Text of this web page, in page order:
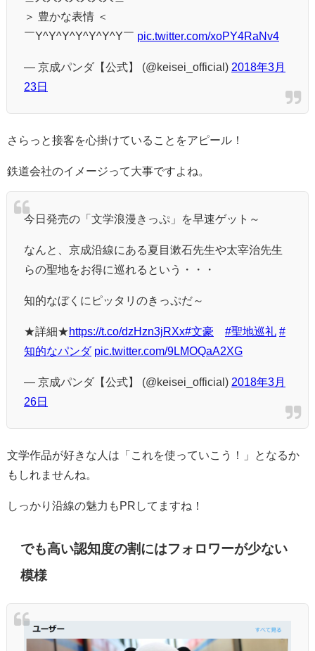
＞ 豊かな表情 ＜
￣Y^Y^Y^Y^Y^Y^Y￣ pic.twitter.com/xoPY4RaNv4
— 京成パンダ【公式】 (@keisei_official) 2018年3月
23日
さらっと接客を心掛けていることをアピール！
鉄道会社のイメージって大事ですよね。
今日発売の「文学浪漫きっぷ」を早速ゲット～
なんと、京成沿線にある夏目漱石先生や太宰治先生
らの聖地をお得に巡れるという・・・
知的なぼくにピッタリのきっぷだ～
★詳細★https://t.co/dzHzn3jRXx#文豪 #聖地巡礼 #
知的なパンダ pic.twitter.com/9LMOQaA2XG
— 京成パンダ【公式】 (@keisei_official) 2018年3月
26日
文学作品が好きな人は「これを使っていこう！」となるか
もしれませんね。
しっかり沿線の魅力もPRしてますね！
でも高い認知度の割にはフォロワーが少ない
模様